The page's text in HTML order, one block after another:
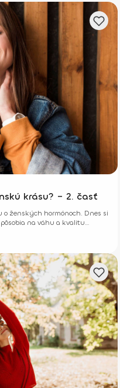
krásu? – 2. časť
o ženských hormónoch. Dnes si
na váhu a kvalitu
a zisti, ako vieš každý deň